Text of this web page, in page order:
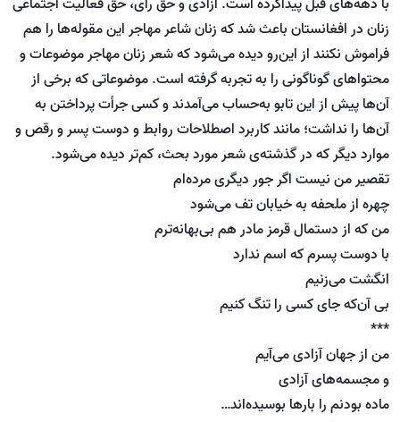
با دهه‌های قبل پیداکرده است. آزادی و حق رأی، حق فعالیت اجتماعی
زنان در افغانستان باعث شد که زنان شاعر مهاجر این مقوله‌ها را هم
فراموش نکنند از این‌رو دیده می‌شود که شعر زنان مهاجر موضوعات و
محتواهای گوناگونی را به تجربه گرفته است. موضوعاتی که برخی از
آن‌ها پیش از این تابو به‌حساب می‌آمدند و کسی جرأت پرداختن به
آن‌ها را نداشت؛ مانند کاربرد اصطلاحات روابط و دوست پسر و رقص و
موارد دیگر که در گذشته‌ی شعر مورد بحث، کم‌تر دیده می‌شود.
تقصیر من نیست اگر جور دیگری مرده‌ام
چهره از ملحفه به خیابان تف می‌شود
من كه از دستمال قرمز مادر هم بی‌بهانه‌ترم
با دوست پسرم كه اسم ندارد
انگشت می‌زنیم
بی آن‌كه جای كسی را تنگ كنیم
***
من از جهان آزادی می‌آیم
و مجسمه‌های آزادی
ماده بودنم را بارها بوسیده‌اند…